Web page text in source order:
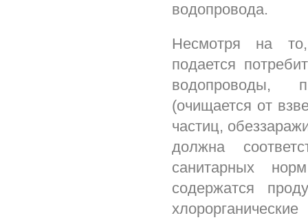
водопровода.
Несмотря на
подается
водопроводы,
(очищается от
частиц,
должна
санитарных
содержатся